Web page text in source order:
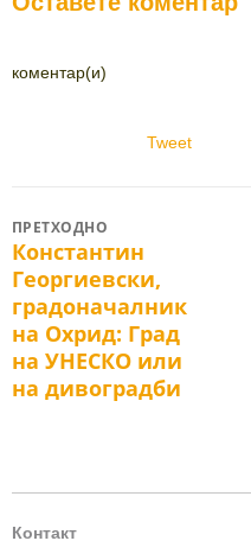
коментар(и)
Tweet
Post
navigation
ПРЕТХОДНО
Previous
post:
Константин
Георгиевски,
градоначалник
на Охрид: Град
на УНЕСКО или
на дивоградби
Контакт